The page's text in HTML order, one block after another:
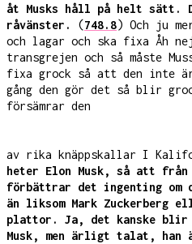
åt Musks håll på helt sätt.
råvänster.
(748.8) Och ju
och lagar och ska fixa Åh
transgrejen och så måste
fixa grock så att den inte
gång den gör det så blir
försämrar den
av rika knäppskallar I
heter Elon Musk, så att
förbättrar det ingenting om
än liksom Mark Zuckerberg
plattor. Ja, det kanske
Musk, men ärligt talat,